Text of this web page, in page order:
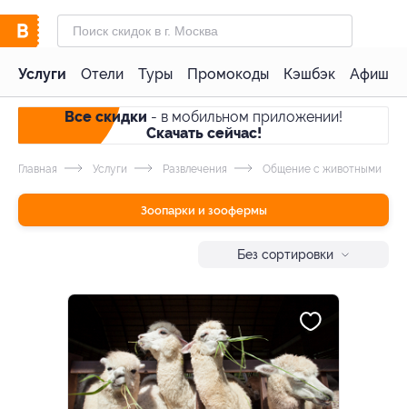
Услуги Отели Туры Промокоды Кэшбэк Афиша
Все скидки - в мобильном приложении!
Скачать сейчас!
Главная Услуги Развлечения Общение с животными
Зоопарки и зоофермы
Без сортировки